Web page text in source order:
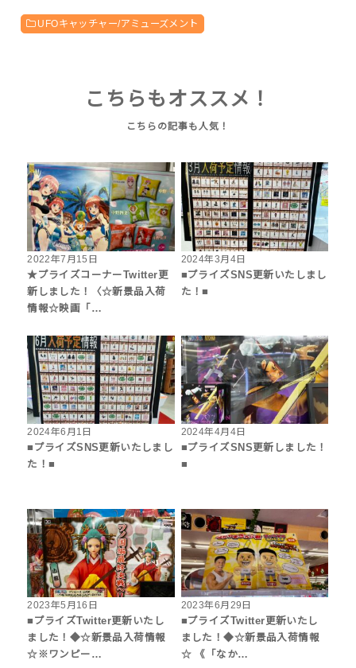
UFOキャッチャー/アミューズメント
こちらもオススメ！
2022年7月15日
★プライズコーナーTwitter更
新しました！〈☆新景品入荷
情報☆映画「…
2024年3月4日
■プライズSNS更新いたしまし
た！■
2024年6月1日
■プライズSNS更新いたしまし
た！■
2024年4月4日
■プライズSNS更新しました！
■
2023年5月16日
■プライズTwitter更新いたし
ました！◆☆新景品入荷情報
☆※ワンピー…
2023年6月29日
■プライズTwitter更新いたし
ました！◆☆新景品入荷情報
☆ 《「なか…